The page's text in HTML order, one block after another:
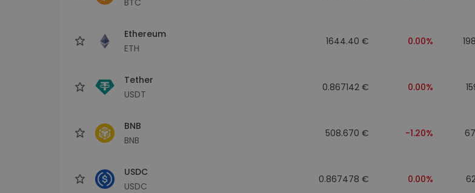
Ethereum
ETH
1644.40 € 0.00%
Tether
USDT
0.867142 € 0.00%
BNB
BNB
508.670 € -1.20%
USDC
USDC
0.867478 € 0.00%